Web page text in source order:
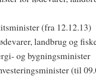
(fra 12.12.13)
landbrug og
og bygningsminister
(til